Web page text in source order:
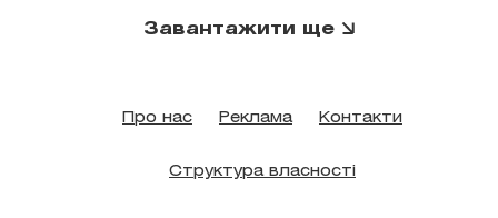
Завантажити ще
Про нас Реклама Контакти
Структура власності